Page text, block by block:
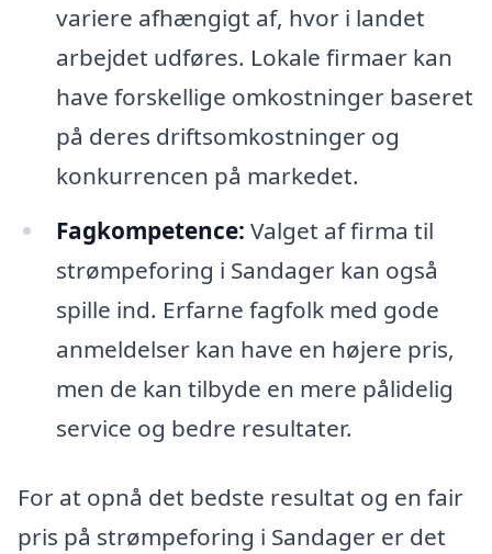
variere afhængigt af, hvor i landet
arbejdet udføres. Lokale firmaer kan
have forskellige omkostninger baseret
på deres driftsomkostninger og
konkurrencen på markedet.
Fagkompetence: Valget af firma til
strømpeforing i Sandager kan også
spille ind. Erfarne fagfolk med gode
anmeldelser kan have en højere pris,
men de kan tilbyde en mere pålidelig
service og bedre resultater.
For at opnå det bedste resultat og en fair
pris på strømpeforing i Sandager er det